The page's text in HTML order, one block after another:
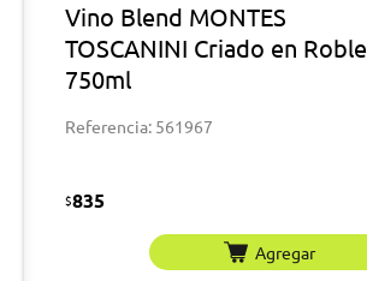
Vino Blend MONTES
TOSCANINI Criado en Roble
750ml
Referencia: 561967
$835
Agregar